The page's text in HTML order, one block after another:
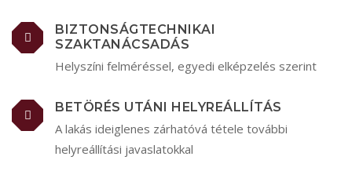
BIZTONSÁGTECHNIKAI
SZAKTANÁCSADÁS
Helyszíni felméréssel, egyedi elképzelés szerint
BETÖRÉS UTÁNI HELYREÁLLÍTÁS
A lakás ideiglenes zárhatóvá tétele további
helyreállítási javaslatokkal